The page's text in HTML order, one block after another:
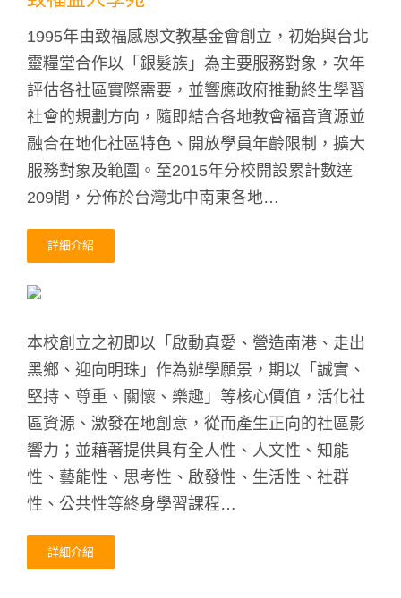
1995年由致福感恩文教基金會創立，初始與台北
靈糧堂合作以「銀髮族」為主要服務對象，次年
評估各社區實際需要，並響應政府推動終生學習
社會的規劃方向，隨即結合各地教會福音資源並
融合在地化社區特色、開放學員年齡限制，擴大
服務對象及範圍。至2015年分校開設累計數達
209間，分佈於台灣北中南東各地…
詳細介紹
本校創立之初即以「啟動真愛、營造南港、走出
黑鄉、迎向明珠」作為辦學願景，期以「誠實、
堅持、尊重、關懷、樂趣」等核心價值，活化社
區資源、激發在地創意，從而產生正向的社區影
響力；並藉著提供具有全人性、人文性、知能
性、藝能性、思考性、啟發性、生活性、社群
性、公共性等終身學習課程…
詳細介紹